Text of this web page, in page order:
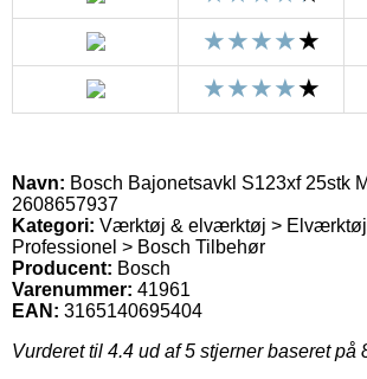
Navn: Bosch Bajonetsavkl S123xf 25stk
2608657937
Kategori: Værktøj & elværktøj > Elværktøj
Professionel > Bosch Tilbehør
Producent: Bosch
Varenummer: 41961
EAN: 3165140695404
Vurderet til 4.4 ud af 5 stjerner baseret på